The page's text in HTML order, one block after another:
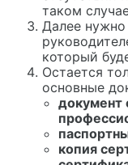
таком
Далее нужно
который
Остается
основные
документ
копия